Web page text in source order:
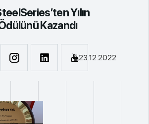
Yılın
Kazandı
23.12.2022